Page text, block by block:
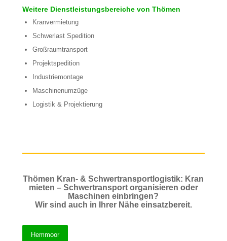
Weitere Dienstleistungsbereiche von Thömen
Kranvermietung
Schwerlast Spedition
Großraumtransport
Projektspedition
Industriemontage
Maschinenumzüge
Logistik & Projektierung
Thömen Kran- & Schwertransportlogistik: Kran
mieten – Schwertransport organisieren oder
Maschinen einbringen?
Wir sind auch in Ihrer Nähe einsatzbereit.
Hemmoor